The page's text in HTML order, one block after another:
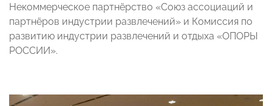
Некоммерческое партнёрство «Союз ассоциаций и
партнёров индустрии развлечений» и Комиссия по
развитию индустрии развлечений и отдыха «ОПОРЫ
РОССИИ».